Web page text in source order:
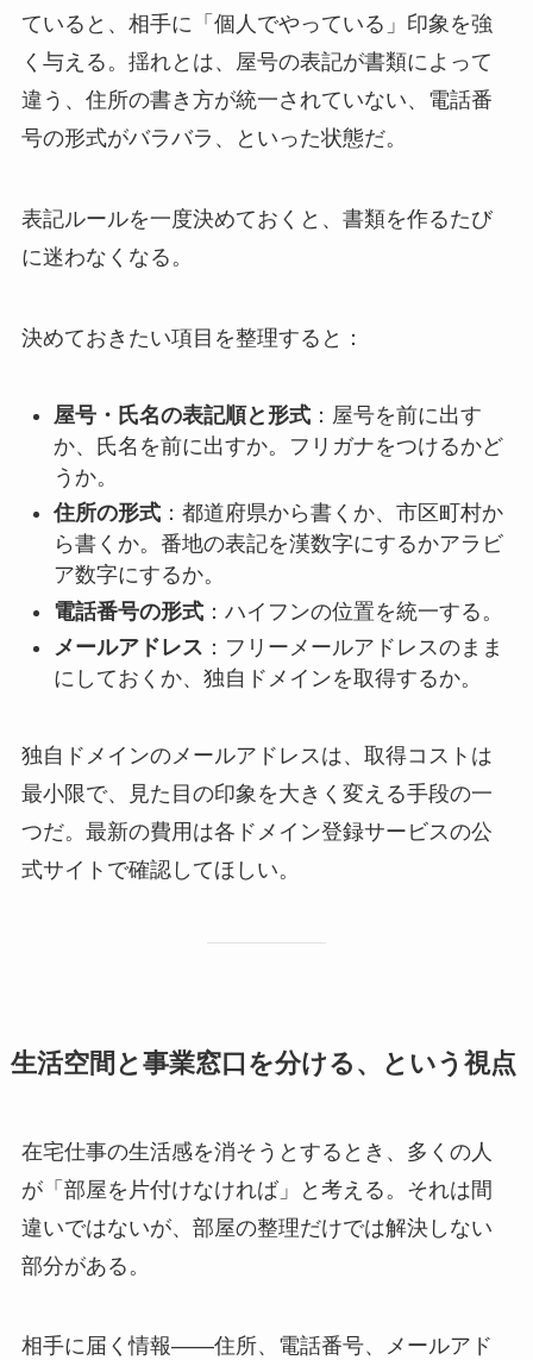
ていると、相手に「個人でやっている」印象を強
く与える。揺れとは、屋号の表記が書類によって
違う、住所の書き方が統一されていない、電話番
号の形式がバラバラ、といった状態だ。
表記ルールを一度決めておくと、書類を作るたび
に迷わなくなる。
決めておきたい項目を整理すると：
屋号・氏名の表記順と形式：屋号を前に出す
か、氏名を前に出すか。フリガナをつけるかど
うか。
住所の形式：都道府県から書くか、市区町村か
ら書くか。番地の表記を漢数字にするかアラビ
ア数字にするか。
電話番号の形式：ハイフンの位置を統一する。
メールアドレス ：フリーメールアドレスのまま
にしておくか、独自ドメインを取得するか。
独自ドメインのメールアドレスは、取得コストは
最小限で、見た目の印象を大きく変える手段の一
つだ。最新の費用は各ドメイン登録サービスの公
式サイトで確認してほしい。
生活空間と事業窓口を分ける、という視点
在宅仕事の生活感を消そうとするとき、多くの人
が「部屋を片付けなければ」と考える。それは間
違いではないが、部屋の整理だけでは解決しない
部分がある。
相手に届く情報——住所、電話番号、メールアド